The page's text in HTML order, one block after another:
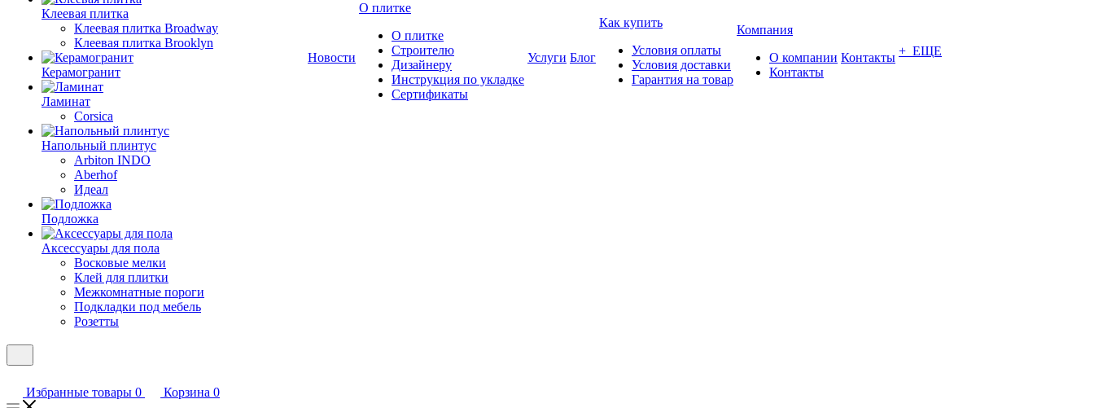
Клеевая плитка
Клеевая плитка Broadway
Клеевая плитка Brooklyn
Керамогранит
Ламинат
Corsica
Напольный плинтус
Arbiton INDO
Aberhof
Идеал
Подложка
Аксессуары для пола
Восковые мелки
Клей для плитки
Межкомнатные пороги
Подкладки под мебель
Розетты
Новости
О плитке
О плитке
Строителю
Дизайнеру
Инструкция по укладке
Сертификаты
Услуги Блог
Как купить
Условия оплаты
Условия доставки
Гарантия на товар
Компания
О компании
Контакты
Контакты + ЕЩЕ
Избранные товары 0 Корзина 0